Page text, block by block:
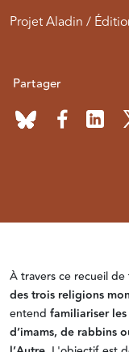
Projet Aladin /
Partager
À travers ce recueil
des trois religions
entend familiariser les
d’imams, de rabbins